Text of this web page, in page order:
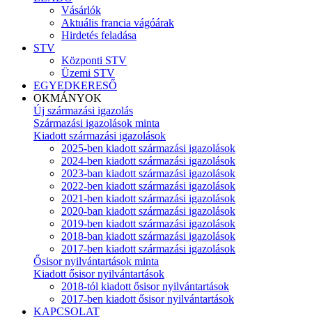
Vásárlók
Aktuális francia vágóárak
Hirdetés feladása
STV
Központi STV
Üzemi STV
EGYEDKERESŐ
OKMÁNYOK
Új származási igazolás
Származási igazolások minta
Kiadott származási igazolások
2025-ben kiadott származási igazolások
2024-ben kiadott származási igazolások
2023-ban kiadott származási igazolások
2022-ben kiadott származási igazolások
2021-ben kiadott származási igazolások
2020-ban kiadott származási igazolások
2019-ben kiadott származási igazolások
2018-ban kiadott származási igazolások
2017-ben kiadott származási igazolások
Ősisor nyilvántartások minta
Kiadott ősisor nyilvántartások
2018-tól kiadott ősisor nyilvántartások
2017-ben kiadott ősisor nyilvántartások
KAPCSOLAT